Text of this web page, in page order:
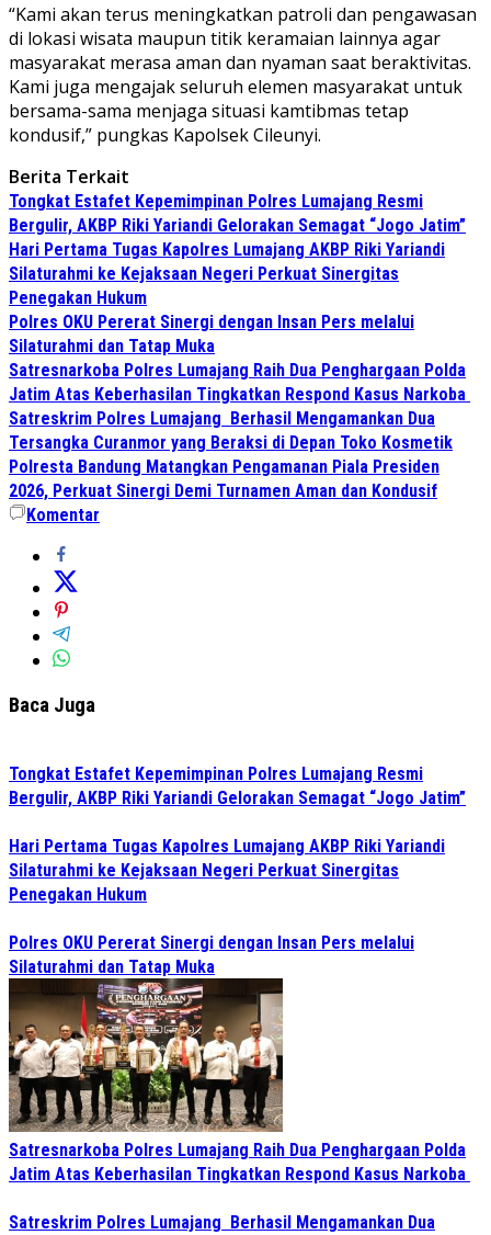
“Kami akan terus meningkatkan patroli dan pengawasan
di lokasi wisata maupun titik keramaian lainnya agar
masyarakat merasa aman dan nyaman saat beraktivitas.
Kami juga mengajak seluruh elemen masyarakat untuk
bersama-sama menjaga situasi kamtibmas tetap
kondusif,” pungkas Kapolsek Cileunyi.
Berita Terkait
Tongkat Estafet Kepemimpinan Polres Lumajang Resmi
Bergulir, AKBP Riki Yariandi Gelorakan Semagat “Jogo Jatim”
Hari Pertama Tugas Kapolres Lumajang AKBP Riki Yariandi
Silaturahmi ke Kejaksaan Negeri Perkuat Sinergitas
Penegakan Hukum
Polres OKU Pererat Sinergi dengan Insan Pers melalui
Silaturahmi dan Tatap Muka
Satresnarkoba Polres Lumajang Raih Dua Penghargaan Polda
Jatim Atas Keberhasilan Tingkatkan Respond Kasus Narkoba
Satreskrim Polres Lumajang Berhasil Mengamankan Dua
Tersangka Curanmor yang Beraksi di Depan Toko Kosmetik
Polresta Bandung Matangkan Pengamanan Piala Presiden
2026, Perkuat Sinergi Demi Turnamen Aman dan Kondusif
Komentar
Baca Juga
Tongkat Estafet Kepemimpinan Polres Lumajang Resmi
Bergulir, AKBP Riki Yariandi Gelorakan Semagat “Jogo Jatim”
Hari Pertama Tugas Kapolres Lumajang AKBP Riki Yariandi
Silaturahmi ke Kejaksaan Negeri Perkuat Sinergitas
Penegakan Hukum
Polres OKU Pererat Sinergi dengan Insan Pers melalui
Silaturahmi dan Tatap Muka
Satresnarkoba Polres Lumajang Raih Dua Penghargaan Polda
Jatim Atas Keberhasilan Tingkatkan Respond Kasus Narkoba
Satreskrim Polres Lumajang Berhasil Mengamankan Dua